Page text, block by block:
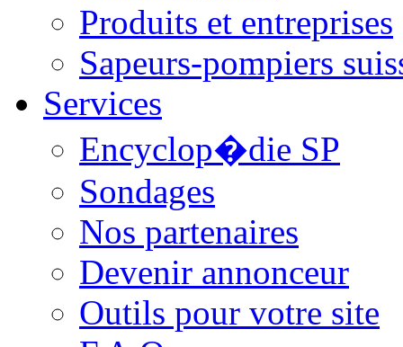
Produits et entreprises
Sapeurs-pompiers
Services
Encyclop�die SP
Sondages
Nos partenaires
Devenir annonceur
Outils pour votre site